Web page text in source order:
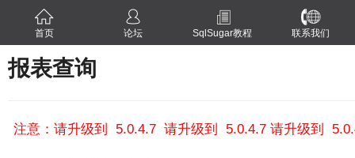
首页 论坛 SqlSugar教程 联系我们
报表查询
注意：请升级到 5.0.4.7 请升级到 5.0.4.7 请升级到